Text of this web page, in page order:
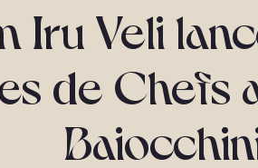
Iru Veli
de Chefs